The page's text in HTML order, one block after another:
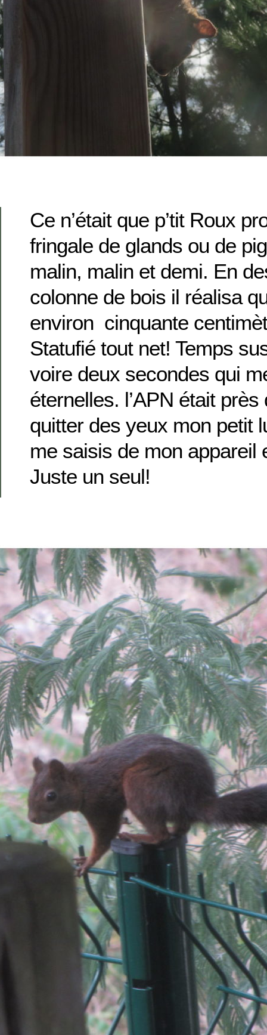
Ce n’était que p’tit Roux
fringale de glands ou de
malin, malin et demi. En
colonne de bois il réalisa
environ cinquante
Statufié tout net! Temps
voire deux secondes qui
éternelles. l’APN était
quitter des yeux mon petit
me saisis de mon appareil
Juste un seul!